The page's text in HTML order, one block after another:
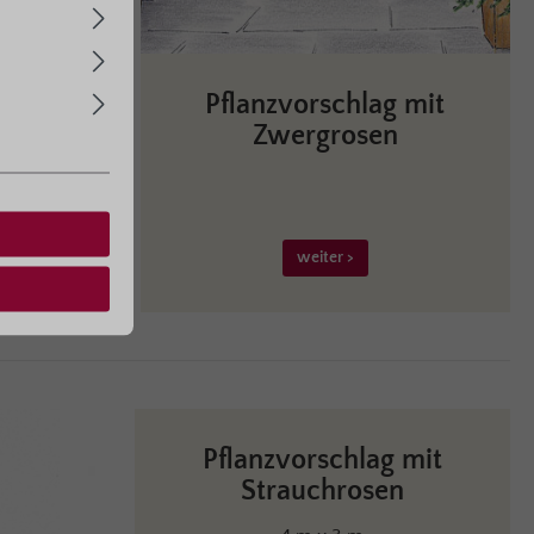
Pflanzvorschlag mit
Zwergrosen
weiter >
Pflanzvorschlag mit
Strauchrosen